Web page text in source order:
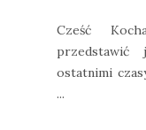
Cześć
przedstawić
ostatnimi
...